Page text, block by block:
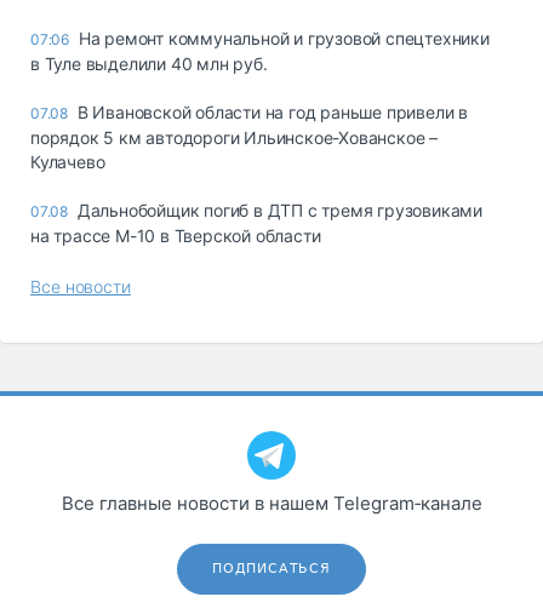
07:06 На ремонт коммунальной и грузовой спецтехники
в Туле выделили 40 млн руб.
07.08 В Ивановской области на год раньше привели в
порядок 5 км автодороги Ильинское-Хованское –
Кулачево
07.08 Дальнобойщик погиб в ДТП с тремя грузовиками
на трассе М-10 в Тверской области
Все новости
Все главные новости в нашем Telegram‑канале
ПОДПИСАТЬСЯ